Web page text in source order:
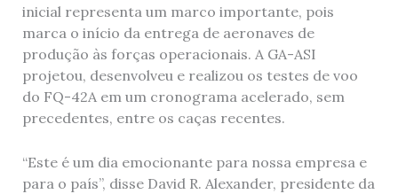
inicial representa um marco importante, pois
marca o início da entrega de aeronaves de
produção às forças operacionais. A GA-ASI
projetou, desenvolveu e realizou os testes de voo
do FQ-42A em um cronograma acelerado, sem
precedentes, entre os caças recentes.
“Este é um dia emocionante para nossa empresa e
para o país”, disse David R. Alexander, presidente da